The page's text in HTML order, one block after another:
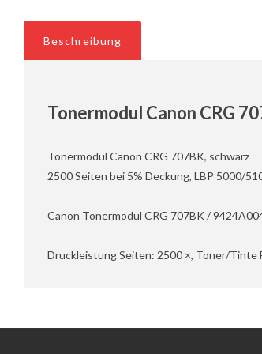
Beschreibung
Tonermodul Canon CRG
Tonermodul Canon CRG 707BK, schwarz
2500 Seiten bei 5% Deckung, LBP 5000/
Canon Tonermodul CRG 707BK /
Druckleistung Seiten: 2500 ×, Toner/Tinte